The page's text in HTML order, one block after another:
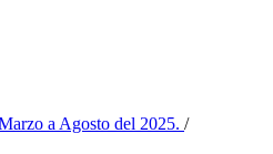
a Agosto del 2025. /